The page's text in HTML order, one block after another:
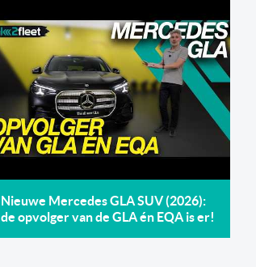
Nieuwe Mercedes GLA SUV (2026):
de opvolger van de GLA én EQA is er!